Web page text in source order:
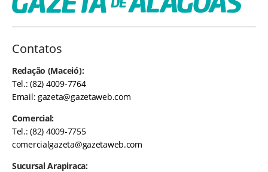
Contatos
Redação (Maceió):
Tel.: (82) 4009-7764
Email:gazeta@gazetaweb.com
Comercial:
Tel.: (82) 4009-7755
comercialgazeta@gazetaweb.com
Sucursal Arapiraca: